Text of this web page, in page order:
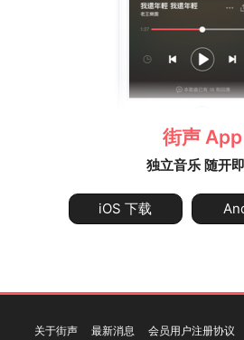
街声 App
独立音乐 随开
iOS 下载
关于街声 最新消息 会员用户注册协议